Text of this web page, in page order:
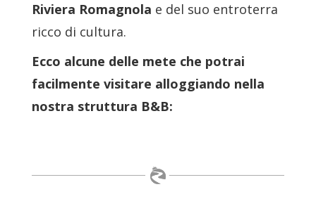
Riviera Romagnola e del suo entroterra
ricco di cultura.
Ecco alcune delle mete che potrai
facilmente visitare alloggiando nella
nostra struttura B&B: